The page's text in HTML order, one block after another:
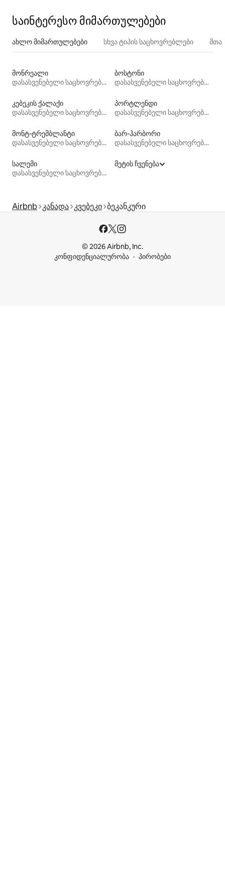
საინტერესო მიმართულებები
ახლო მიმართულებები სხვა ტიპის საცხოვრებლები
მონრეალი
დასასვენებელი საცხოვრებლები
ბოსტონი
დასასვენებელი საცხოვრებლები
კებეკის ქალაქი
დასასვენებელი საცხოვრებლები
პორტლენდი
დასასვენებელი საცხოვრებლები
მონტ-ტრემბლანტი
დასასვენებელი საცხოვრებლები
ბარ-ჰარბორი
დასასვენებელი საცხოვრებლები
სალემი
დასასვენებელი საცხოვრებლები
მეტის ჩვენება
Airbnb კანადა კვებეკი ბეკანკური
© 2026 Airbnb, Inc.
კონფიდენციალურობა
პირობები